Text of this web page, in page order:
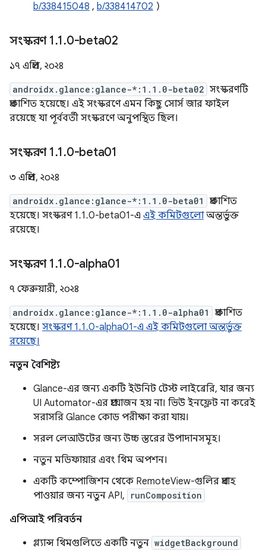
b/338415048 , b/338414702 )
সংস্করণ 1.1.0-beta02
১৭ এপ্রিল, ২০২৪
androidx.glance:glance-*:1.1.0-beta02 সংস্করণটি
প্রকাশিত হয়েছে। এই সংস্করণে এমন কিছু সোর্স জার ফাইল
রয়েছে যা পূর্ববর্তী সংস্করণে অনুপস্থিত ছিল।
সংস্করণ 1.1.0-beta01
৩ এপ্রিল, ২০২৪
androidx.glance:glance-*:1.1.0-beta01
প্রকাশিত
হয়েছে। সংস্করণ 1.1.0-beta01-এ এই কমিটগুলোঅন্তর্ভুক্ত
রয়েছে।
সংস্করণ 1.1.0-alpha01
৭ ফেব্রুয়ারী, ২০২৪
androidx.glance:glance-*:1.1.0-alpha01
প্রকাশিত
হয়েছে। সংস্করণ 1.1.0-alpha01-এ এই কমিটগুলো অন্তর্ভুক্ত
রয়েছে।
নতুন বৈশিষ্ট্য
Glance-এর জন্য একটি ইউনিট টেস্ট লাইব্রেরি, যার জন্য
UI Automator-এর প্রয়োজন হয় না। ভিউ ইনফ্লেট না করেই
সরাসরি Glance কোড পরীক্ষা করা যায়।
সরল লেআউটের জন্য উচ্চ স্তরের উপাদানসমূহ।
নতুন মডিফায়ার এবং থিম অপশন।
একটি কম্পোজিশন থেকে RemoteView-গুলির প্রবাহ
পাওয়ার জন্য নতুন API,
runComposition
এপিআই পরিবর্তন
গ্ল্যান্স থিমগুলিতে একটি নতুন widgetBackground